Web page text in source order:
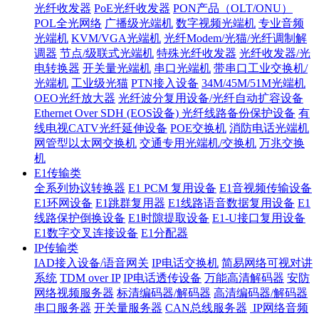
光纤收发器 PoE光纤收发器 PON产品（OLT/ONU）
POL全光网络 广播级光端机 数字视频光端机 专业音频
光端机 KVM/VGA光端机 光纤Modem/光猫/光纤调制解
调器 节点/级联式光端机 特殊光纤收发器 光纤收发器/光
电转换器 开关量光端机 串口光端机 带串口工业交换机/
光端机 工业级光猫 PTN接入设备 34M/45M/51M光端机
OEO光纤放大器 光纤波分复用设备/光纤自动扩容设备
Ethernet Over SDH (EOS设备) 光纤线路备份保护设备 有
线电视CATV光纤延伸设备 POE交换机 消防电话光端机
网管型以太网交换机 交通专用光端机/交换机 万兆交换
机
E1传输类
全系列协议转换器 E1 PCM 复用设备 E1音视频传输设备
E1环网设备 E1跳群复用器 E1线路语音数据复用设备 E1
线路保护倒换设备 E1时隙提取设备 E1-U接口复用设备
E1数字交叉连接设备 E1分配器
IP传输类
IAD接入设备/语音网关 IP电话交换机 简易网络可视对讲
系统 TDM over IP IP电话透传设备 万能高清解码器 安防
网络视频服务器 标清编码器/解码器 高清编码器/解码器
串口服务器 开关量服务器 CAN总线服务器 IP网络音频